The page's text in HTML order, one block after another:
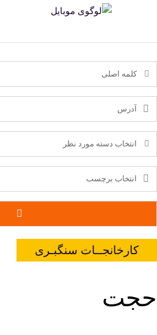
کارخانجــات سنگبـری
حجت